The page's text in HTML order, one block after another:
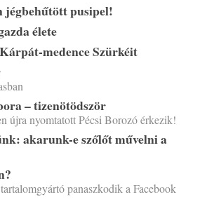
jégbehűtött pusipel!
élete
medence Szürkéit
– tizenötödször
újra nyomtatott Pécsi Borozó érkezik!
akarunk-e szőlőt művelni a
panaszkodik a Facebook